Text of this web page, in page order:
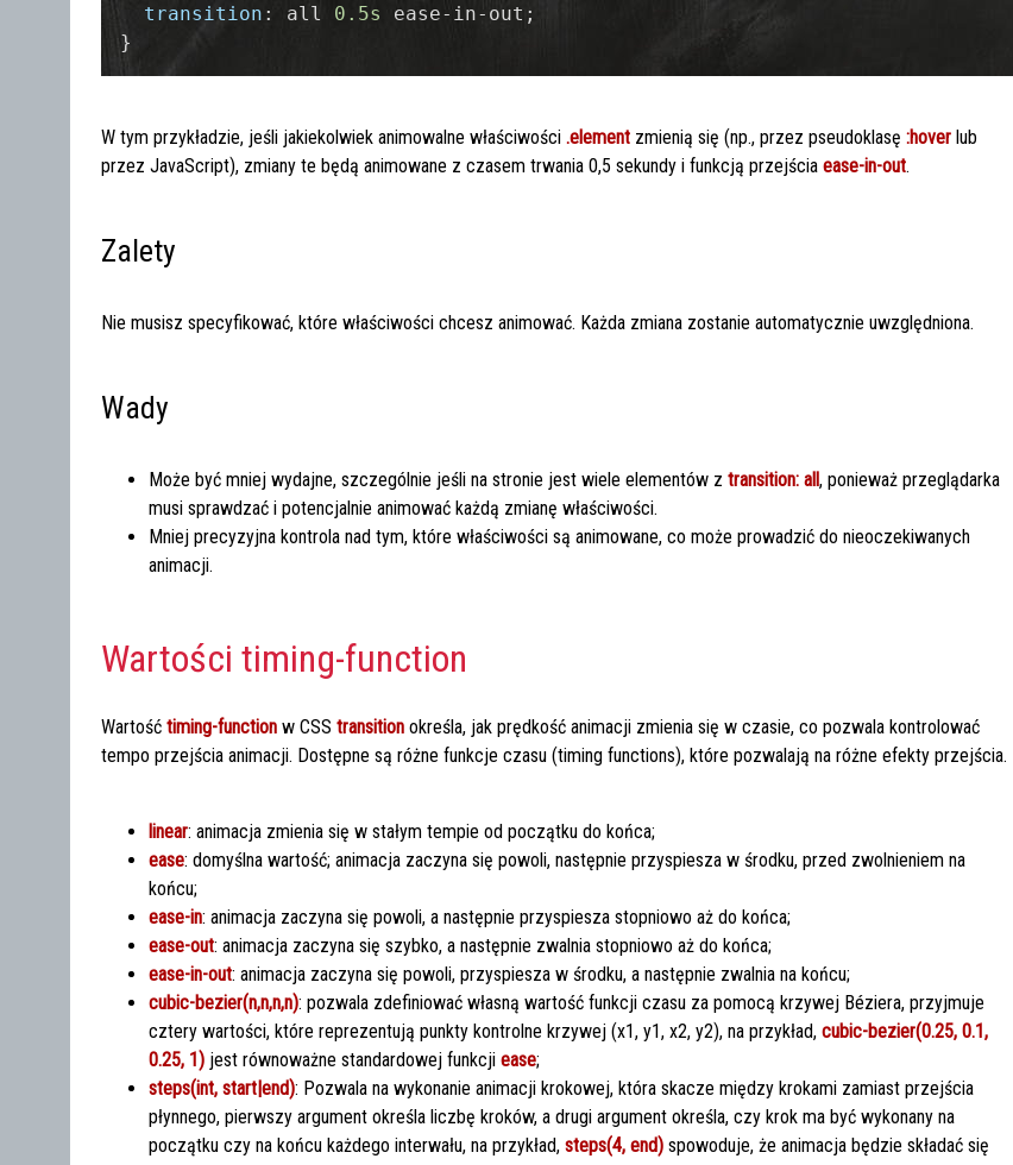
transition : all 0.5s
ease-in-out;
W tym przykładzie, jeśli jakiekolwiek animowalne właściwości.element zmienią się (np., przez pseudoklasę:hover lub
przez JavaScript), zmiany te będą animowane z czasem trwania 0,5 sekundy i funkcją przejściaease-in-out.
Zalety
Nie musisz specyfikować, które właściwości chcesz animować. Każda zmiana zostanie automatycznie uwzględniona.
Wady
Może być mniej wydajne, szczególnie jeśli na stronie jest wiele elementów ztransition: all, ponieważ przeglądarka
musi sprawdzać i potencjalnie animować każdą zmianę właściwości.
Mniej precyzyjna kontrola nad tym, które właściwości są animowane, co może prowadzić do nieoczekiwanych
animacji.
Wartości timing-function
Wartośćtiming-function w CSStransition określa, jak prędkość animacji zmienia się w czasie, co pozwala kontrolować
tempo przejścia animacji. Dostępne są różne funkcje czasu (timing functions), które pozwalają na różne efekty przejścia.
linear: animacja zmienia się w stałym tempie od początku do końca;
ease: domyślna wartość; animacja zaczyna się powoli, następnie przyspiesza w środku, przed zwolnieniem na
końcu;
ease-in: animacja zaczyna się powoli, a następnie przyspiesza stopniowo aż do końca;
ease-out: animacja zaczyna się szybko, a następnie zwalnia stopniowo aż do końca;
ease-in-out: animacja zaczyna się powoli, przyspiesza w środku, a następnie zwalnia na końcu;
cubic-bezier(n,n,n,n): pozwala zdefiniować własną wartość funkcji czasu za pomocą krzywej Béziera, przyjmuje
cztery wartości, które reprezentują punkty kontrolne krzywej (x1, y1, x2, y2), na przykład,cubic-bezier(0.25, 0.1,
0.25, 1) jest równoważne standardowej funkcjiease;
steps(int, start|end): Pozwala na wykonanie animacji krokowej, która skacze między krokami zamiast przejścia
płynnego, pierwszy argument określa liczbę kroków, a drugi argument określa, czy krok ma być wykonany na
początku czy na końcu każdego interwału, na przykład,steps(4, end) spowoduje, że animacja będzie składać się